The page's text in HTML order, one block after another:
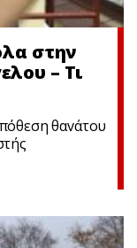
στην
– Τι
θαvάτου